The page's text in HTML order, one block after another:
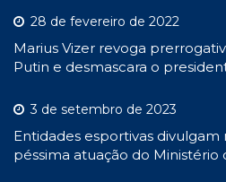
28 de fevereiro de 2022
Marius Vizer revoga
Putin e desmascara o
3 de setembro de 2023
Entidades esportivas
péssima atuação do Ministério